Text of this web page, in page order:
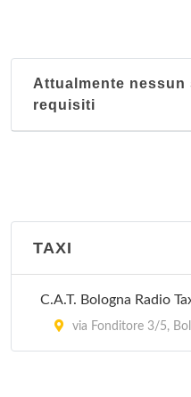
Nucleo territoriale
Attualmente
requisiti
TAXI
C.A.T. Bologna Radio
via Fonditore 3/5,